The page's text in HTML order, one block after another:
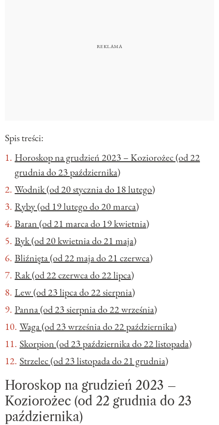
Spis treści:
Horoskop na grudzień 2023 – Koziorożec (od 22
grudnia do 23 października)
Wodnik (od 20 stycznia do 18 lutego)
Ryby (od 19 lutego do 20 marca)
Baran (od 21 marca do 19 kwietnia)
Byk (od 20 kwietnia do 21 maja)
Bliźnięta (od 22 maja do 21 czerwca)
Rak (od 22 czerwca do 22 lipca)
Lew (od 23 lipca do 22 sierpnia)
Panna (od 23 sierpnia do 22 września)
Waga (od 23 września do 22 października)
Skorpion (od 23 października do 22 listopada)
Strzelec (od 23 listopada do 21 grudnia)
Horoskop na grudzień 2023 –
Koziorożec (od 22 grudnia do 23
października)